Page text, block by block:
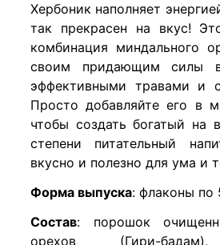
Хербоник наполняет
так прекрасен на вкус!
комбинация миндального
своим придающим силы
эффективными травами и
Просто добавляйте его в
чтобы создать богатый на
степени питательный
вкусно и полезно для ума и
Форма выпуска: флаконы по
Состав: порошок
орехов (Гири-